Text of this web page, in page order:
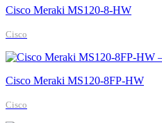
Cisco Meraki MS120-8-HW
Cisco
Cisco Meraki MS120-8FP-HW
Cisco